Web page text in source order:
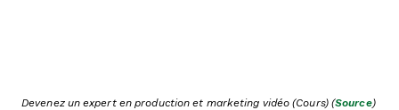
Devenez un expert en production et marketing vidéo (Cours) (Source)